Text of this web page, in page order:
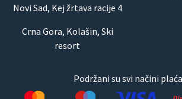
Novi Sad, Kej žrtava racije 4
Crna Gora, Kolašin, Ski
resort
Podržani su svi načini